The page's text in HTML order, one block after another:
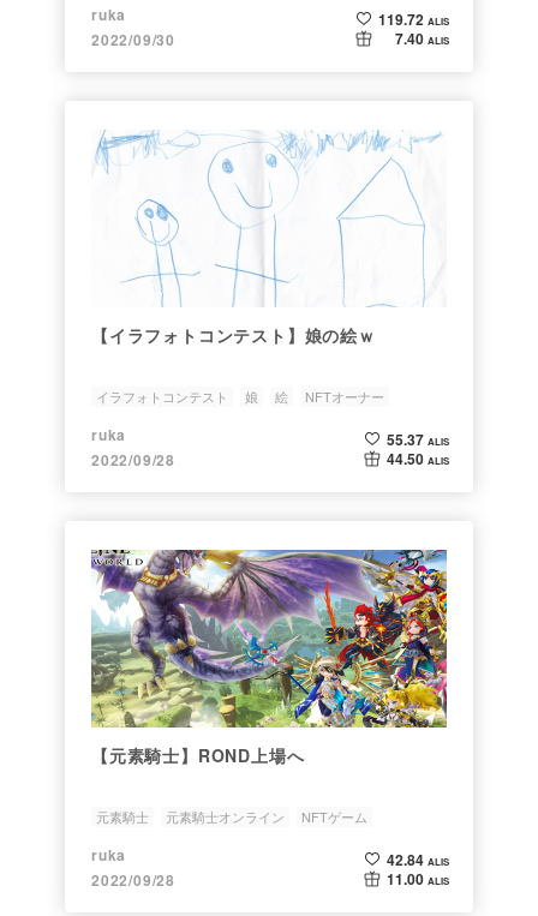
NFTオーナー
ruka
2022/09/30
119.72 ALIS
7.40 ALIS
【イラフォトコンテスト】娘の絵ｗ
イラフォトコンテスト 娘 絵 NFTオーナー
ruka
2022/09/28
55.37 ALIS
44.50 ALIS
【元素騎士】ROND上場へ
元素騎士 元素騎士オンライン
NFTゲーム
NFTオーナー
ruka
2022/09/28
42.84 ALIS
11.00 ALIS